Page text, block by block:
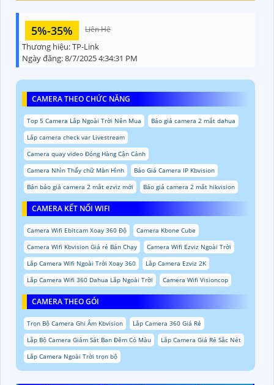
5%-35% Liên Hệ
Thương hiệu:TP-Link
Ngày đăng:8/7/2025 4:34:31 PM
CAMERA THEO CHỨC NĂNG
Top 5 Camera Lắp Ngoài Trời Nên Mua
Báo giá camera 2 mắt dahua
Lắp camera check var Livestream
Camera quay video Đóng Hàng Cận Cảnh
Camera Nhìn Thấy chữ Màn Hình
Báo Giá Camera IP Kbvision
Bản báo giá camera 2 mắt ezviz mới
Báo giá camera 2 mắt hikvision
CAMERA KẾT NỐI WIFI
Camera Wifi Ebitcam Xoay 360 Độ
Camera Kbone Cube
Camera Wifi Kbvision Giá rẻ Bán Chạy
Camera Wifi Ezviz Ngoài Trời
Lắp Camera Wifi Ngoài Trời Xoay 360
Lắp Camera Ezviz 2K
Lắp Camera Wifi 360 Dahua Lắp Ngoài Trời
Camera Wifi Visioncop
CAMERA THEO GÓI
Trọn Bộ Camera Ghi Âm Kbvision
Lắp Camera 360 Giá Rẻ
Lắp Bộ Camera Giám Sát Ban Đêm Có Màu
Lắp Camera Giá Rẻ Sắc Nét
Lắp Camera Ngoài Trời trọn bộ